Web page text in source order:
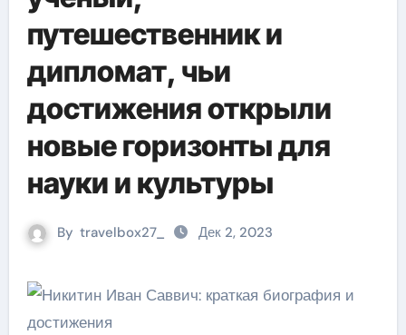
путешественник и
дипломат, чьи
достижения открыли
новые горизонты для
науки и культуры
By travelbox27_ Дек 2, 2023